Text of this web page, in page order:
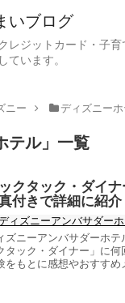
いブログ
レジットカード・子
ています。
ニー ディズニー
テル」 一覧
クタック・ダイ
付きで詳細に紹介
ィズニーアンバサダー
ズニーアンバサダーホ
タック・ダイナー」に
をもとに感想やおすすめ